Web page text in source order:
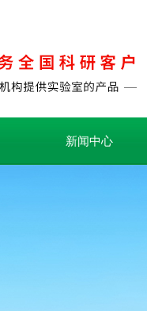
新闻中心